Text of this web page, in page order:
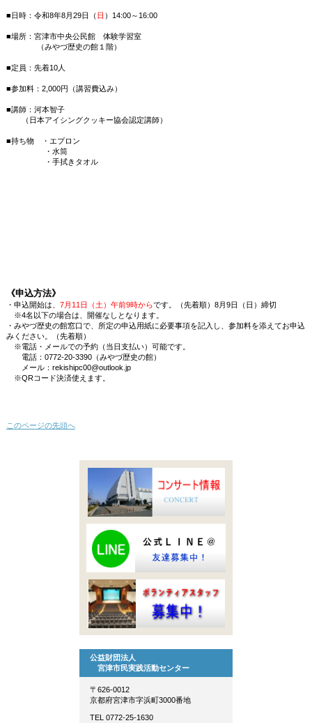
■日時：令和8年8月29日（日 ）14:00～16:00
■場所：宮津市中央公民館 体験学習室
（みやづ歴史の館１階）
■定員：先着10人
■参加料：2,000円（講習費込み）
■講師：河本智子
（日本アイシングクッキー協会認定講師）
■持ち物 ・エプロン
・水筒
・手拭きタオル
《申込方法》
・申込開始は、 7月11日（土）午前9時からです。（先着順）8月9日（日）締切
※4名以下の場合は、開催なしとなります。
・みやづ歴史の館窓口で、所定の申込用紙に必要事項を記入し、参加料を添えてお申込
みください。（先着順）
※電話・メールでの予約（当日支払い）可能です。
電話：0772-20-3390（みやづ歴史の館）
メール：rekishipc00@outlook.jp
※QRコード決済使えます。
このページの先頭へ
公益財団法人
宮津市民実践活動センター
〒626-0012
京都府宮津市字浜町3000番地
TEL 0772-25-1630